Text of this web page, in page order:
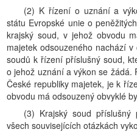
(2) K řízení o uznání a
státu Evropské unie o
krajský soud, v jehož obvodu
majetek odsouzeného nachází
soudů k řízení příslušný soud,
o jehož uznání a výkon se žádá.
České republiky majetek, je k
obvodu má odsouzený obvyklé
(3) Krajský soud
všech souvisejících otázkách